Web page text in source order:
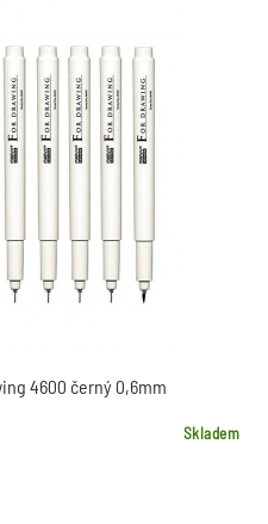
4600 černý 0,6mm
Skladem